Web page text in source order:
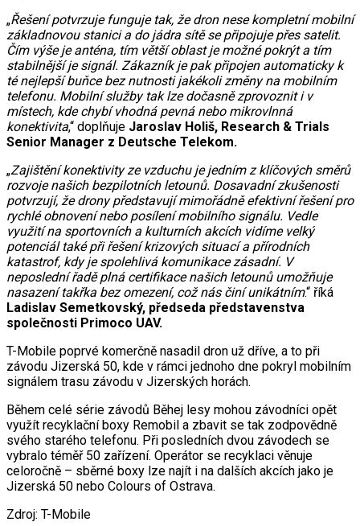
„Řešení potvrzuje funguje tak, že dron nese kompletní mobilní
základnovou stanici a do jádra sítě se připojuje přes satelit.
Čím výše je anténa, tím větší oblast je možné pokrýt a tím
stabilnější je signál. Zákazník je pak připojen automaticky k
té nejlepší buňce bez nutnosti jakékoli změny na mobilním
telefonu. Mobilní služby tak lze dočasně zprovoznit i v
místech, kde chybí vhodná pevná nebo mikrovlnná
konektivita,“ doplňuje Jaroslav Holiš, Research & Trials
Senior Manager z Deutsche Telekom.
„Zajištění konektivity ze vzduchu je jedním z klíčových směrů
rozvoje našich bezpilotních letounů. Dosavadní zkušenosti
potvrzují, že drony představují mimořádně efektivní řešení pro
rychlé obnovení nebo posílení mobilního signálu. Vedle
využití na sportovních a kulturních akcích vidíme velký
potenciál také při řešení krizových situací a přírodních
katastrof, kdy je spolehlivá komunikace zásadní. V
neposlední řadě plná certifikace našich letounů umožňuje
nasazení takřka bez omezení, což nás činí unikátním.“ říká
Ladislav Semetkovský, předseda představenstva
společnosti Primoco UAV.
T-Mobile poprvé komerčně nasadil dron už dříve, a to při
závodu Jizerská 50, kde v rámci jednoho dne pokryl mobilním
signálem trasu závodu v Jizerských horách.
Během celé série závodů Běhej lesy mohou závodníci opět
využít recyklační boxy Remobil a zbavit se tak zodpovědně
svého starého telefonu. Při posledních dvou závodech se
vybralo téměř 50 zařízení. Operátor se recyklaci věnuje
celoročně – sběrné boxy lze najít i na dalších akcích jako je
Jizerská 50 nebo Colours of Ostrava.
Zdroj: T-Mobile